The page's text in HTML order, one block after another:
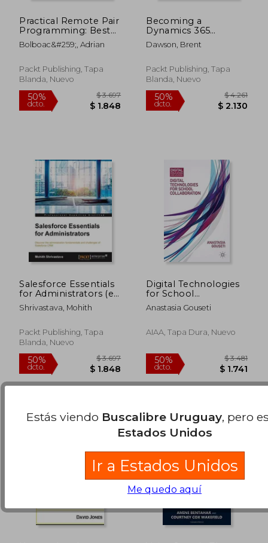
50%
dcto.
$ 1.626 45%
dcto.
dcto. $ 1.194 dcto.
Practical Remote Pair
Programming: Best
practices, tips, and
techniques for
productively with
distributed
(en Inglés)
Bolboac&#259;, Adrian
Packt Publishing, Tapa
Blanda, Nuevo
Becoming a
Dynamics 365
Finance and Supply
Chain Solution
industry-grade
finance and supply
successful enterp (en
Inglés)
Dawson, Brent
Packt Publishing, Tapa
Blanda, Nuevo
Salesforce Essentials
for Administrators (en
Inglés)
Shrivastava, Mohith
Packt Publishing, Tapa
Blanda, Nuevo
Digital Technologies
for School
Collaboration (Digital
Education and
Anastasia Gouseti
AIAA, Tapa Dura, Nuevo
Estás viendo Buscalibre Uruguay, pero
Estados Unidos
Ir a Estados Unidos
Me quedo aquí